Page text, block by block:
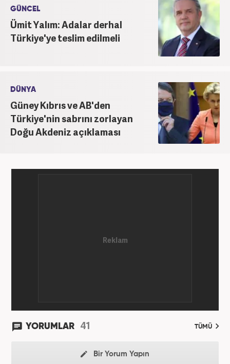
GÜNCEL
Ümit Yalım: Adalar derhal
Türkiye'ye teslim edilmeli
DÜNYA
Güney Kıbrıs ve AB'den
Türkiye'nin sabrını zorlayan
Doğu Akdeniz açıklaması
YORUMLAR 41 TÜMÜ
Bir Yorum Yapın